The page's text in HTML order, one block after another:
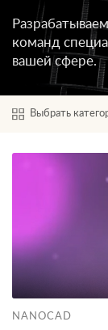
команд
вашей сфере.
Выбрать
NANOCAD